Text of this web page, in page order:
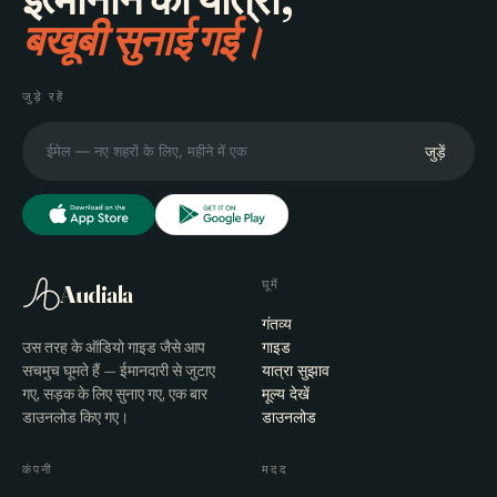
बखूबी सुनाई गई।
जुड़े रहें
जुड़ें
Audiala
उस तरह के ऑडियो गाइड जैसे आप
सचमुच घूमते हैं — ईमानदारी से जुटाए
गए, सड़क के लिए सुनाए गए, एक बार
डाउनलोड किए गए।
घूमें
गंतव्य
गाइड
यात्रा सुझाव
मूल्य देखें
डाउनलोड
कंपनी मदद